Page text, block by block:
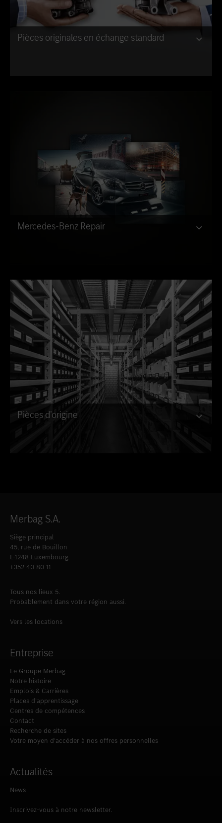
Pièces originales en échange standard
Mercedes-Benz Repair
Pièces d’origine
Merbag S.A.
Siège principal
45, rue de Bouillon
L-1248 Luxembourg
+352 40 80 11
Tous nos lieux 5.
Probablement dans votre région aussi.
Vers les locations
Entreprise
Le Groupe Merbag
Notre histoire
Emplois & Carrières
Places d’apprentissage
Centres de compétences
Contact
Recherche de sites
Votre moyen d‘accéder à nos offres personnelles
Actualités
News
Inscrivez-vous à notre newsletter.